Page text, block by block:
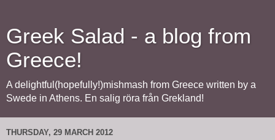
Greek Salad - a blog from
Greece!
A delightful(hopefully!)mishmash from Greece written by a
Swede in Athens. En salig röra från Grekland!
THURSDAY, 29 MARCH 2012